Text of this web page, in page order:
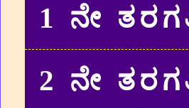
1 ನೇ
2 ನೇ